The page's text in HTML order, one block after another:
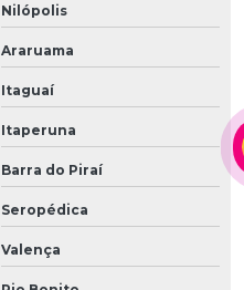
Nilópolis
Araruama
Itaguaí
Itaperuna
Barra do Piraí
Seropédica
Valença